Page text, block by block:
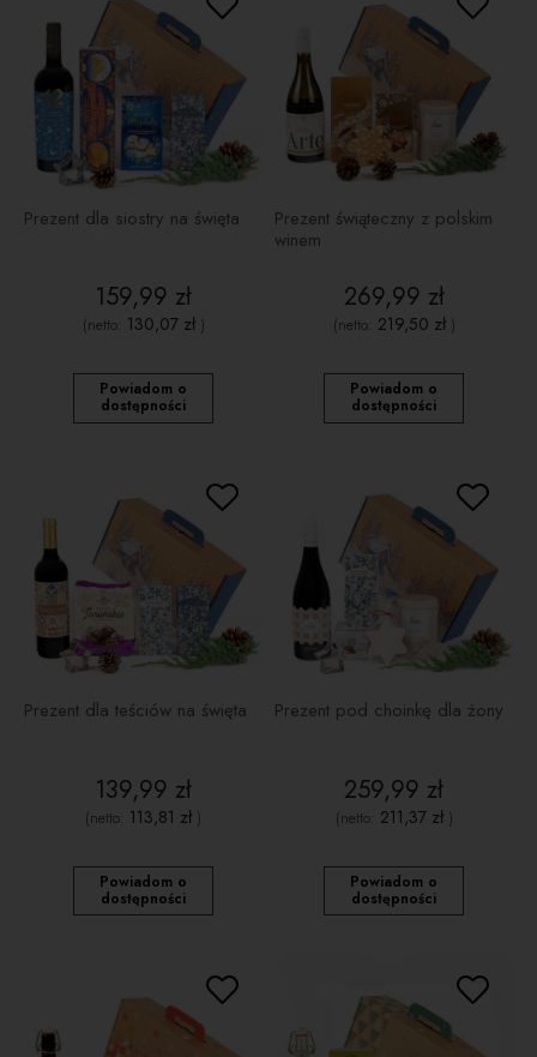
Prezent dla siostry na święta
159,99 zł
(netto: 130,07 zł)
Powiadom o
dostępności
Prezent świąteczny z polskim
winem
269,99 zł
(netto: 219,50 zł)
Powiadom o
dostępności
Prezent dla teściów na święta
139,99 zł
(netto: 113,81 zł )
Powiadom o
dostępności
Prezent pod choinkę dla żony
259,99 zł
(netto: 211,37 zł)
Powiadom o
dostępności